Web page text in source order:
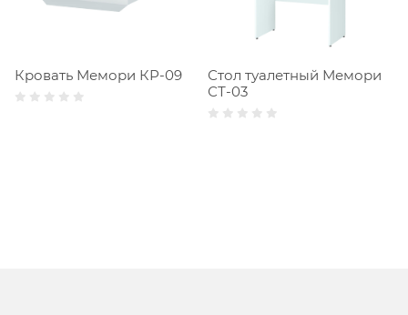
Кровать Мемори КР-09
Стол туалетный Мемори
СТ-03